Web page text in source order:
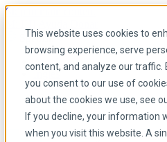
This website uses cookies to
browsing experience, serve
content, and analyze our traffic.
you consent to our use of
about the cookies we use, see
If you decline, your information
when you visit this website. A
Skip to main content
Spanish
Arabic
Inglés
Francés
Portuguese
Spanish